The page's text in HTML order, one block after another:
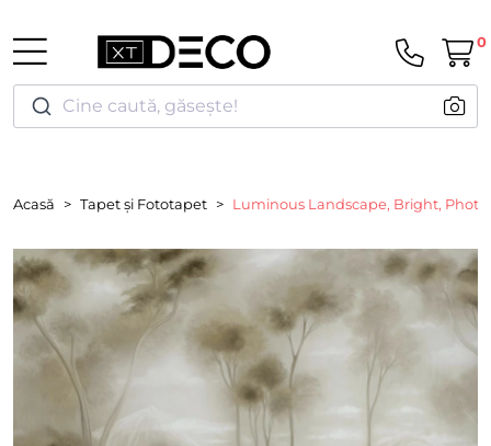
Cine caută, găsește!
0
Acasă Tapet și Fototapet Luminous Landscape, Bright,